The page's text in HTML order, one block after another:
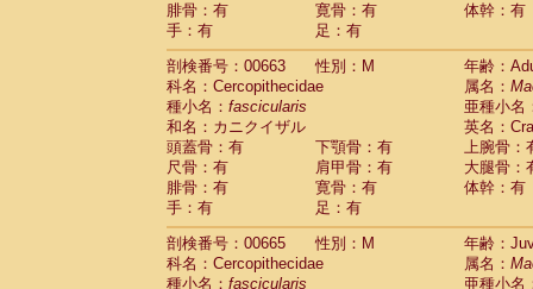
腓骨：有
寛骨：有
体幹：有
手：有
足：有
剖検番号：00663
性別：M
年齢：
科名：Cercopithecidae
属名：
種小名： fascicularis
亜種小名
和名：カニクイザル
英名：
頭蓋骨：有
下顎骨：有
上腕骨：
尺骨：有
肩甲骨：有
大腿骨：
腓骨：有
寛骨：有
体幹：有
手：有
足：有
剖検番号：00665
性別：M
年齢：
科名：Cercopithecidae
属名：
種小名： fascicularis 亜種小名